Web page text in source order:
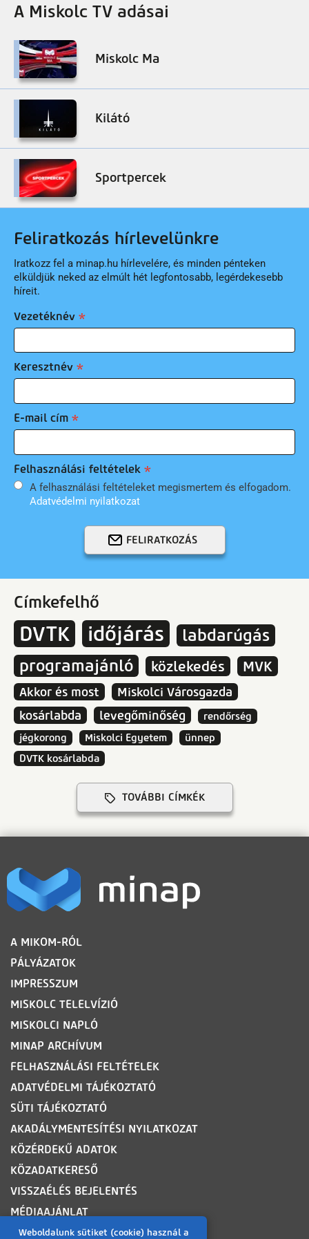
Weboldalunk sütiket (cookie) használ a
A Miskolc TV adásai
Miskolc Ma
Kilátó
Sportpercek
Feliratkozás hírlevelünkre
Iratkozz fel a minap.hu hírlevelére, és minden pénteken
elküldjük neked az elmúlt hét legfontosabb, legérdekesebb
híreit.
Vezetéknév
Keresztnév
E-mail cím
Felhasználási feltételek
A felhasználási feltételeket megismertem és elfogadom.
Adatvédelmi nyilatkozat
FELIRATKOZÁS
Címkefelhő
DVTK időjárás
labdarúgás
programajánló
közlekedés MVK
Akkor és most
Miskolci Városgazda
kosárlabda
levegőminőség
rendőrség
jégkorong
Miskolci Egyetem
ünnep
DVTK kosárlabda
TOVÁBBI CÍMKÉK
LÁBLÉC
A MIKOM-RÓL
PÁLYÁZATOK
IMPRESSZUM
MISKOLC TELELVÍZIÓ
MISKOLCI NAPLÓ
MINAP ARCHÍVUM
FELHASZNÁLÁSI FELTÉTELEK
ADATVÉDELMI TÁJÉKOZTATÓ
SÜTI TÁJÉKOZTATÓ
AKADÁLYMENTESÍTÉSI NYILATKOZAT
KÖZÉRDEKŰ ADATOK
KÖZADATKERESŐ
VISSZAÉLÉS BEJELENTÉS
MÉDIAAJÁNLAT
OLDALTÉRKÉP